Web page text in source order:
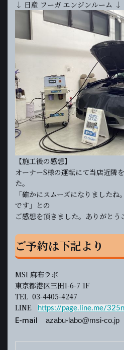
↓ 日産 フーガ エンジンルーム ↓
【施工後の感想】
オーナーS様の運転にて当店近隣
た。
「確かにスムーズになりました
です」との
ご感想を頂きました。ありがとう
ご予約は下記より
MSI 麻布ラボ
東京都港区三田1-6-7 1F
TEL 03-4405-4247
LINE
https://page.line.me/
E-mail azabu-labo@msi-co.jp